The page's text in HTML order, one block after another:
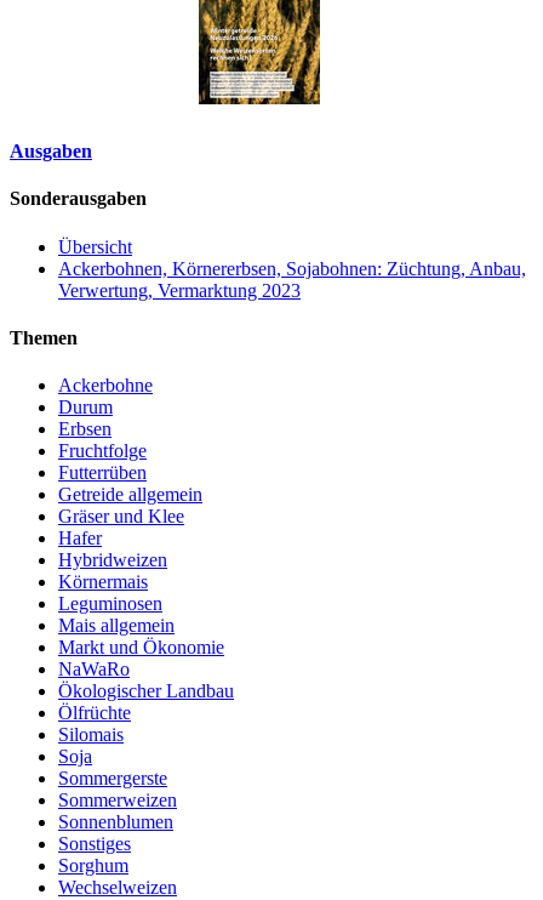
Ausgaben
Sonderausgaben
Übersicht
Ackerbohnen, Körnererbsen, Sojabohnen: Züchtung, Anbau,
Verwertung, Vermarktung 2023
Themen
Ackerbohne
Durum
Erbsen
Fruchtfolge
Futterrüben
Getreide allgemein
Gräser und Klee
Hafer
Hybridweizen
Körnermais
Leguminosen
Mais allgemein
Markt und Ökonomie
NaWaRo
Ökologischer Landbau
Ölfrüchte
Silomais
Soja
Sommergerste
Sommerweizen
Sonnenblumen
Sonstiges
Sorghum
Wechselweizen